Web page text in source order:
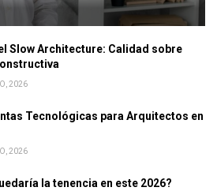
Slow Architecture: Calidad sobre
2026
Tecnológicas para Arquitectos en
2026
la tenencia en este 2026?